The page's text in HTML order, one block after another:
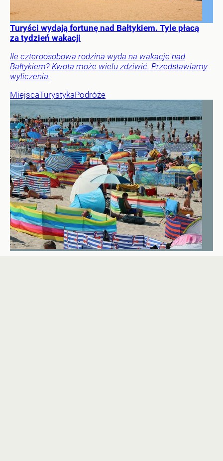
Turyści wydają fortunę nad Bałtykiem. Tyle płacą
za tydzień wakacji
Ile czteroosobowa rodzina wyda na wakacje nad
Bałtykiem? Kwota może wielu zdziwić. Przedstawiamy
wyliczenia.
MiejscaTurystykaPodróże